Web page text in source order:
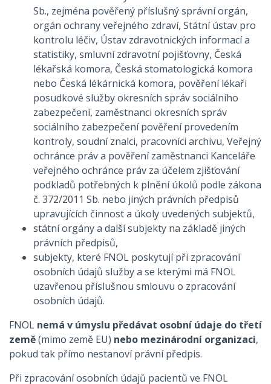
Sb., zejména pověřený příslušný správní orgán,
orgán ochrany veřejného zdraví, Státní ústav pro
kontrolu léčiv, Ústav zdravotnických informací a
statistiky, smluvní zdravotní pojišťovny, Česká
lékařská komora, Česká stomatologická komora
nebo Česká lékárnická komora, pověření lékaři
posudkové služby okresních správ sociálního
zabezpečení, zaměstnanci okresních správ
sociálního zabezpečení pověření provedením
kontroly, soudní znalci, pracovníci archivu, Veřejný
ochránce práv a pověření zaměstnanci Kanceláře
veřejného ochránce práv za účelem zjišťování
podkladů potřebných k plnění úkolů podle zákona
č. 372/2011 Sb. nebo jiných právních předpisů
upravujících činnost a úkoly uvedených subjektů,
státní orgány a další subjekty na základě jiných
právních předpisů,
subjekty, které FNOL poskytují při zpracování
osobních údajů služby a se kterými má FNOL
uzavřenou příslušnou smlouvu o zpracování
osobních údajů.
FNOL nemá v úmyslu předávat osobní údaje do třetí
země(mimo země EU) nebo mezinárodní organizaci,
pokud tak přímo nestanoví právní předpis.
Při zpracování osobních údajů pacientů ve FNOL